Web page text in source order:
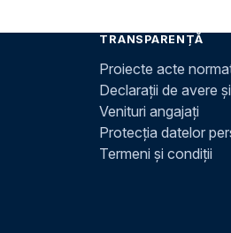
TRANSPARENȚĂ
Proiecte acte
Declarații de avere
Venituri angajați
Protecția datelor
Termeni și condiții